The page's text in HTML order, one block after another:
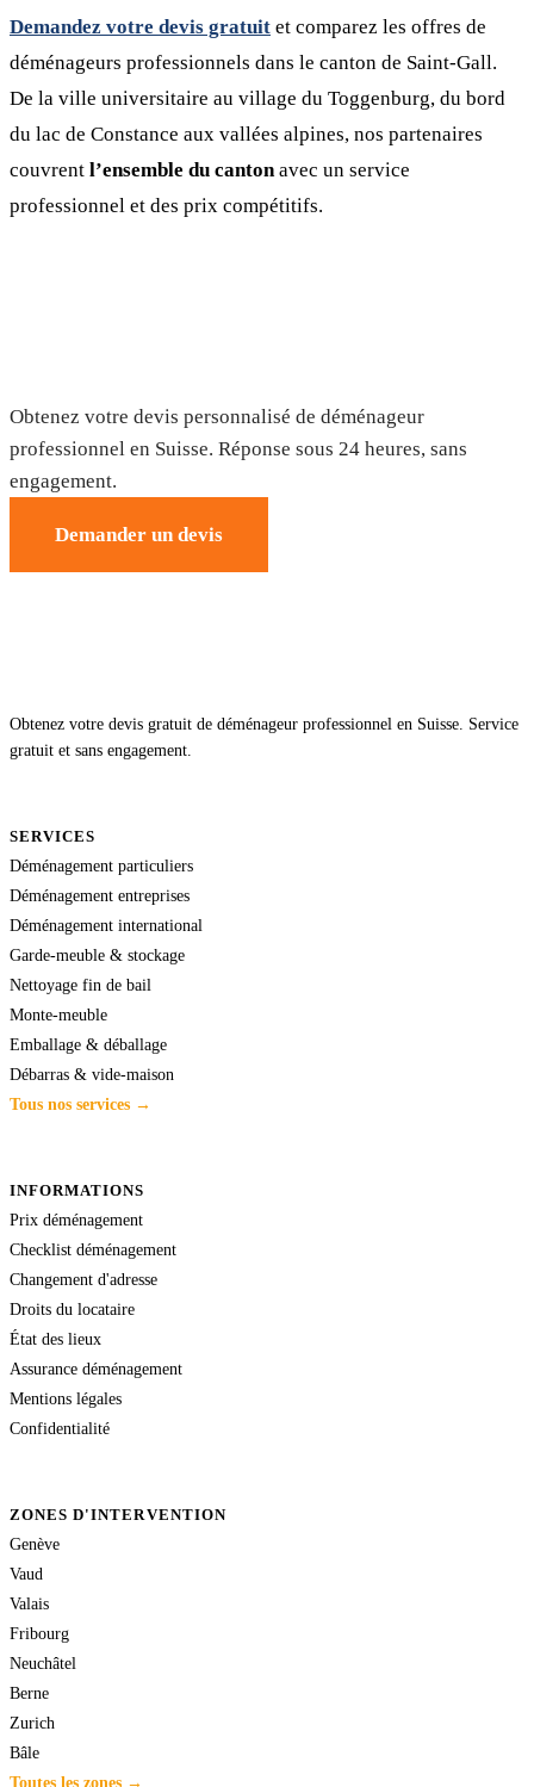
Demandez votre devis gratuit et comparez les offres de
déménageurs professionnels dans le canton de Saint-Gall.
De la ville universitaire au village du Toggenburg, du bord
du lac de Constance aux vallées alpines, nos partenaires
couvrent l’ensemble du cantonavec un service
professionnel et des prix compétitifs.
Obtenez votre devis personnalisé de déménageur
professionnel en Suisse. Réponse sous 24 heures, sans
engagement.
Demander un devis
Obtenez votre devis gratuit de déménageur professionnel en Suisse. Service
gratuit et sans engagement.
SERVICES
Déménagement particuliers
Déménagement entreprises
Déménagement international
Garde-meuble & stockage
Nettoyage fin de bail
Monte-meuble
Emballage & déballage
Débarras & vide-maison
Tous nos services →
INFORMATIONS
Prix déménagement
Checklist déménagement
Changement d'adresse
Droits du locataire
État des lieux
Assurance déménagement
Mentions légales
Confidentialité
ZONES D'INTERVENTION
Genève
Vaud
Valais
Fribourg
Neuchâtel
Berne
Zurich
Bâle
Toutes les zones →